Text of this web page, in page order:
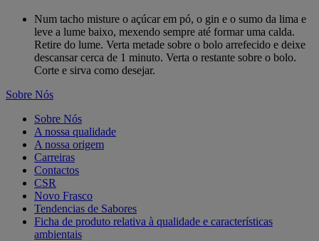
Num tacho misture o açúcar em pó, o gin e o sumo da lima e
leve a lume baixo, mexendo sempre até formar uma calda.
Retire do lume. Verta metade sobre o bolo arrefecido e deixe
descansar cerca de 1 minuto. Verta o restante sobre o bolo.
Corte e sirva como desejar.
Sobre Nós
Sobre Nós
A nossa qualidade
A nossa origem
Carreiras
Contactos
CSR
Novo Frasco
Tendencias de Sabores
Ficha de produto relativa à qualidade e características
ambientais